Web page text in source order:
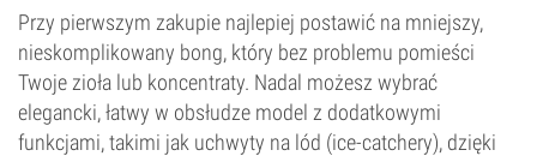
Przy pierwszym zakupie najlepiej postawić na mniejszy,
nieskomplikowany bong, który bez problemu pomieści
Twoje zioła lub koncentraty. Nadal możesz wybrać
elegancki, łatwy w obsłudze model z dodatkowymi
funkcjami, takimi jak uchwyty na lód (ice-catchery), dzięki